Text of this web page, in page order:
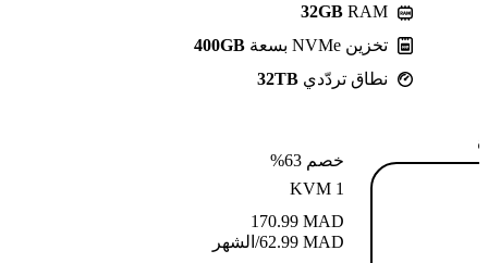
32GB RAM
تخزين NVMe بسعة
400GB
نطاق تردّدي 32TB
خصم 63%
KVM 1
MAD
170.99
MAD
62.99/الشهر